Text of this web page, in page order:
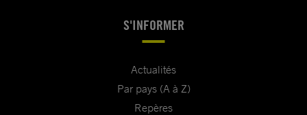
S'INFORMER
Actualités
Par pays (A à Z)
Repères